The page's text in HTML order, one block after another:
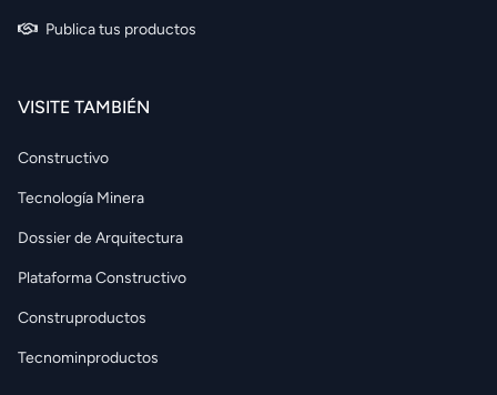
Publica tus productos
VISITE TAMBIÉN
Constructivo
Tecnología Minera
Dossier de Arquitectura
Plataforma Constructivo
Construproductos
Tecnominproductos